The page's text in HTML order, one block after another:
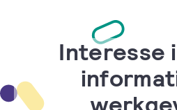
Interesse